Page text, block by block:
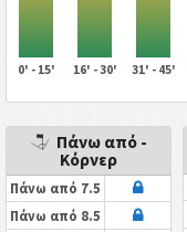
0' - 15' 16' - 30' 31' - 45'
Πάνω από -
Κόρνερ
Πάνω από 7.5
Πάνω από 8.5